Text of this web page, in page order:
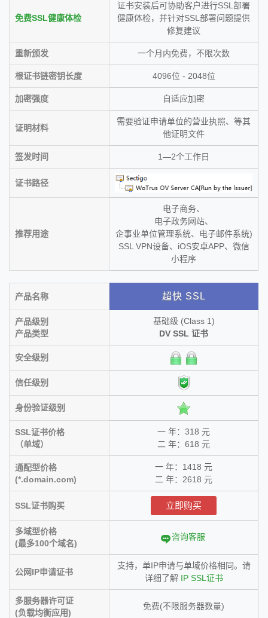
免费SSL健康体检
证书安装后可协助客户进行SSL部署
健康体检，并针对SSL部署问题提供
修复建议
重新颁发 一个月内免费，不限次数
根证书链密钥长度 4096位 - 2048位
加密强度 自适应加密
证明材料
需要验证申请单位的营业执照、等其
他证明文件
签发时间 1—2个工作日
证书路径
推荐用途
电子商务、
电子政务网站、
企事业单位管理系统、电子邮件系统)
SSL VPN设备、iOS安卓APP、微信
小程序
产品名称 超快 SSL
产品级别
产品类型
基础级 (Class 1)
DV SSL 证书
安全级别
信任级别
身份验证级别
SSL证书价格
（单域）
一 年：318 元
二 年：618 元
通配型价格
(*.domain.com)
一 年：1418 元
二 年：2618 元
SSL证书购买 立即购买
多域型价格
(最多100个域名)
咨询客服
公网IP申请证书
支持，单IP申请与单域价格相同。请
详细了解 IP SSL证书
多服务器许可证
(负载均衡应用)
免费(不限服务器数量)